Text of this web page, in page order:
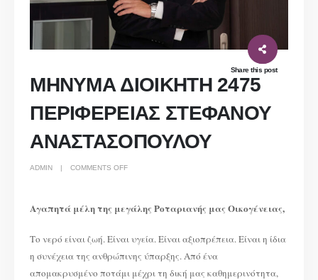
Share this post
ΜΗΝΥΜΑ ΔΙΟΙΚΗΤΗ 2475
ΠΕΡΙΦΕΡΕΙΑΣ ΣΤΕΦΑΝΟΥ
ΑΝΑΣΤΑΣΟΠΟΥΛΟΥ
ADMIN COMMENTS OFFON
ΑΝΑΣΤΑΣΟΠΟΥΛΟΥ
Αγαπητά μέλη της μεγάλης Ροταριανής μας Οικογένειας,
Το νερό είναι ζωή. Είναι υγεία. Είναι αξιοπρέπεια. Είναι η ίδια
η συνέχεια της ανθρώπινης ύπαρξης. Από ένα
απομακρυσμένο ποτάμι μέχρι τη δική μας καθημερινότητα,